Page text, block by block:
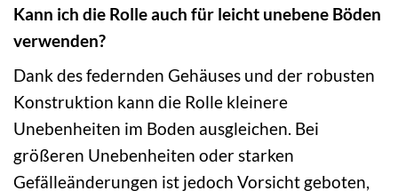
Kann ich die Rolle auch für leicht unebene Böden
verwenden?
Dank des federnden Gehäuses und der robusten
Konstruktion kann die Rolle kleinere
Unebenheiten im Boden ausgleichen. Bei
größeren Unebenheiten oder starken
Gefälleänderungen ist jedoch Vorsicht geboten,